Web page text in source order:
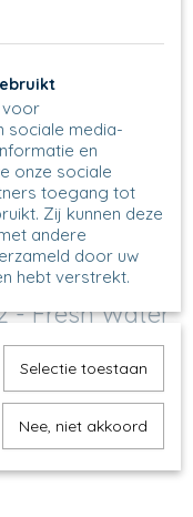
- Fresh Water
voor
sociale media-
en
onze sociale
toegang tot
Zij kunnen deze
andere
door uw
hebt verstrekt.
Selectie toestaan
Nee, niet akkoord